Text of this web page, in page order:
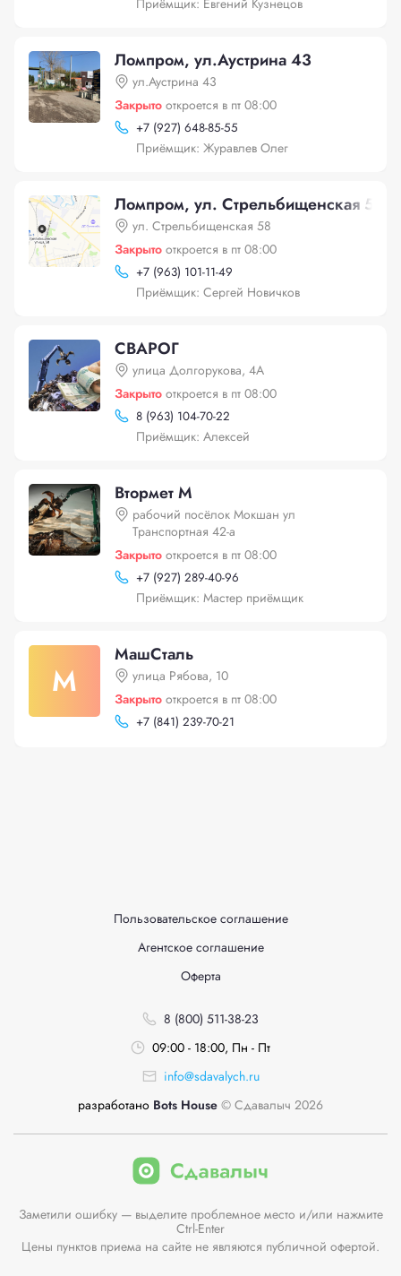
Приёмщик: Евгений Кузнецов
Ломпром, ул.Аустрина 43
ул.Аустрина 43
Закрыто откроется в пт 08:00
+7 (927) 648-85-55
Приёмщик: Журавлев Олег
Ломпром, ул. Стрельбищенская 58
ул. Стрельбищенская 58
Закрыто откроется в пт 08:00
+7 (963) 101-11-49
Приёмщик: Сергей Новичков
СВАРОГ
улица Долгорукова, 4А
Закрыто откроется в пт 08:00
8 (963) 104-70-22
Приёмщик: Алексей
Втормет М
рабочий посёлок Мокшан ул
Транспортная 42-а
Закрыто откроется в пт 08:00
+7 (927) 289-40-96
Приёмщик: Мастер приёмщик
М
МашСталь
улица Рябова, 10
Закрыто откроется в пт 08:00
+7 (841) 239-70-21
Пользовательское соглашение
Агентское соглашение
Оферта
8 (800) 511-38-23
09:00 - 18:00, Пн - Пт
info@sdavalych.ru
разработано Bots House © Сдавалыч 2026
Заметили ошибку — выделите проблемное место и/или нажмите
Ctrl-Enter
Цены пунктов приема на сайте не являются публичной офертой.